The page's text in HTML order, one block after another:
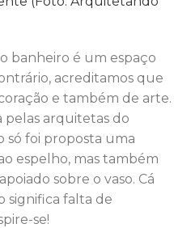
banheiro é um espaço
acreditamos que
e também de arte.
pelas arquitetas do
só foi proposta uma
espelho, mas também
sobre o vaso. Cá
significa falta de
se!